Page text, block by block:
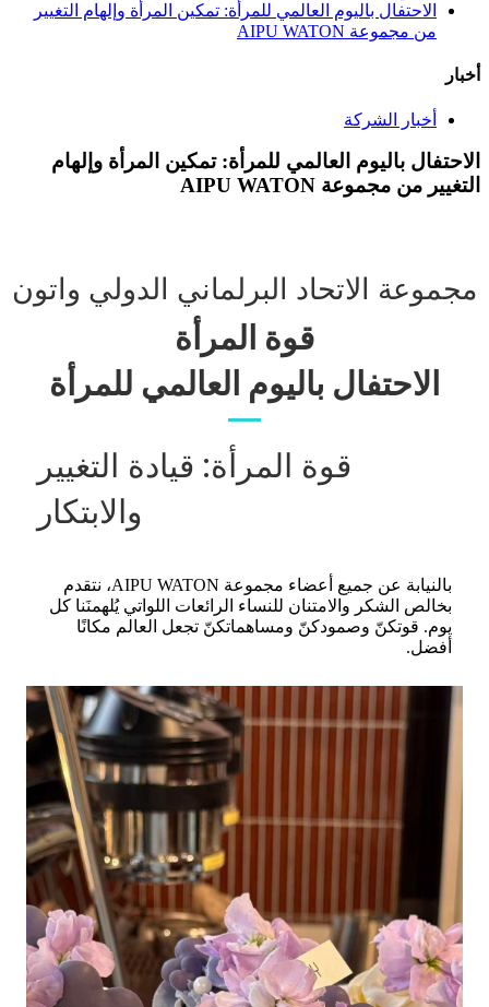
الاحتفال باليوم العالمي للمرأة: تمكين المرأة وإلهام التغيير
من مجموعة AIPU WATON
أخبار
أخبار الشركة
الاحتفال باليوم العالمي للمرأة: تمكين المرأة وإلهام
التغيير من مجموعة AIPU WATON
مجموعة الاتحاد البرلماني الدولي واتون
قوة المرأة
الاحتفال باليوم العالمي للمرأة
قوة المرأة: قيادة التغيير
والابتكار
بالنيابة عن جميع أعضاء مجموعة AIPU WATON، نتقدم
بخالص الشكر والامتنان للنساء الرائعات اللواتي يُلهمنَنا كل
يوم. قوتكنّ وصمودكنّ ومساهماتكنّ تجعل العالم مكانًا
أفضل.